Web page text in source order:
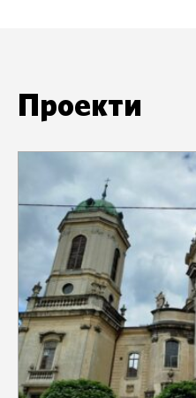
Проекти